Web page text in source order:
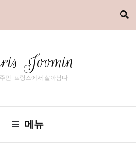
Joomin
민, 프랑스에서 살아남다
메뉴